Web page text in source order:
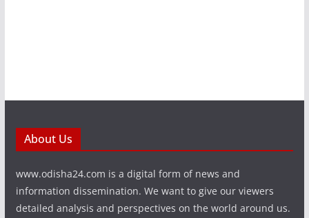
About Us
www.odisha24.com is a digital form of news and
information dissemination. We want to give our viewers
detailed analysis and perspectives on the world around us.